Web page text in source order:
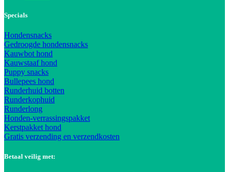
Specials
Hondensnacks
Gedroogde hondensnacks
Kauwbot hond
Kauwstaaf hond
Puppy snacks
Bullepees hond
Runderhuid botten
Runderkophuid
Runderlong
Honden-verrassingspakket
Kerstpakket hond
Gratis verzending en verzendkosten
Betaal veilig met: